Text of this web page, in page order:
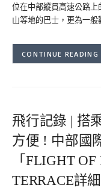
位在中部縱貫高速公路
山等地的巴士，更為一
CONTINUE READING
飛行記錄 | 搭
方便 ! 中部國
「FLIGHT
TERRACE詳